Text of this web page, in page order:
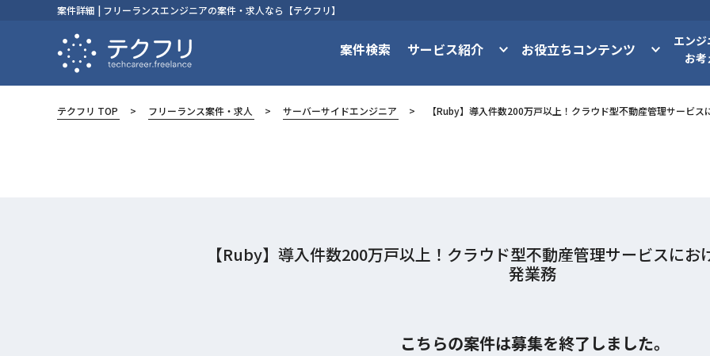
案件詳細 | フリーランスエンジニアの案件・求人なら【テクフリ】
案件検索 サービス紹介 お役立ちコンテンツ
エン
お
テクフリ TOP フリーランス案件・求人 サーバーサイドエンジニア 【Ruby】導入件数200万戸以上！クラウド型不動産管理サービ
【Ruby】導入件数200万戸以上！クラウド型不動産管理サービスにお
発業務
こちらの案件は募集を終了しました。